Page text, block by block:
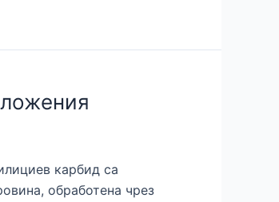
карбид са
обработена чрез